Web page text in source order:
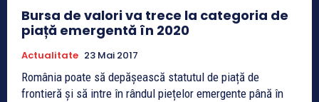
Bursa de valori va trece la categoria de
piață emergentă în 2020
Actualitate 23 Mai 2017
România poate să depășească statutul de piață de
frontieră și să intre în rândul piețelor emergente până în